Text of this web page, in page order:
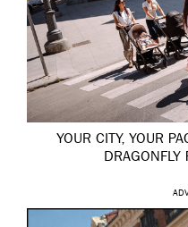
YOUR CITY, YOUR